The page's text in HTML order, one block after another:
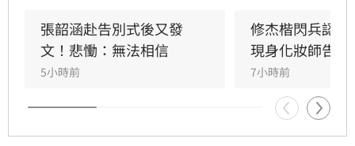
抗癌仍敬業工作，令曾有抗癌經驗的江蕙十分心
疼，如今遺憾好友離世。陳聆薇曾與眾多華語樂
壇巨星合作，打造無數經典造型，在演藝圈地位
崇高且人緣極佳，此次告別式眾星雲集，展現其
在幕後無可取代的重要性，演藝圈好友皆對這位
專業且溫暖的幕後推手表達最深切的懷念與不
張韶涵赴告別式後又發
文！悲慟：無法相信
5小時前
修杰楷閃兵認
現身化妝師告別
7小時前